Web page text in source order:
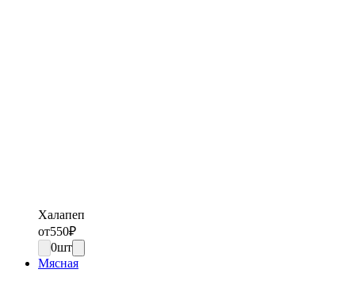
Халапеп
от550₽
0шт
Мясная